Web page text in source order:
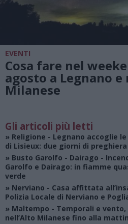
EVENTI
Cosa fare nel
agosto a Legnano e
Milanese
Gli articoli più letti
» Religione - Legnano accoglie
di Lisieux: due giorni di
» Busto Garolfo - Dairago -
Garolfo e Dairago: in fiamme
verde
» Nerviano - Casa affittata
Polizia Locale di Nerviano e
» Maltempo - Temporali e
nell’Alto Milanese fino alla